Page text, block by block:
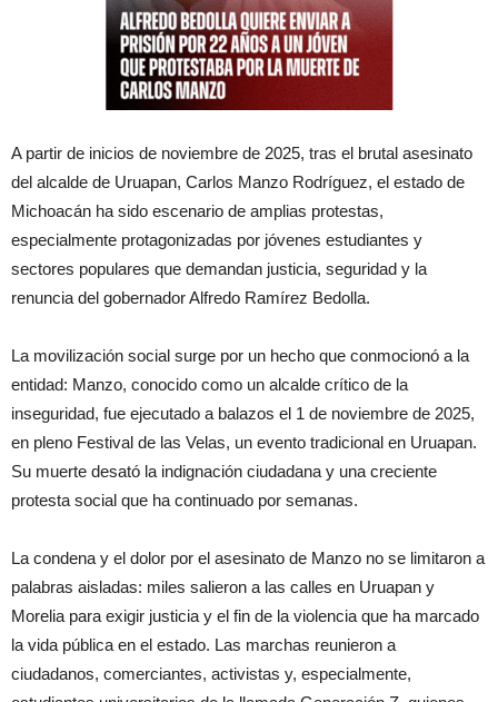
A partir de inicios de noviembre de 2025, tras el brutal asesinato
del alcalde de Uruapan, Carlos Manzo Rodríguez, el estado de
Michoacán ha sido escenario de amplias protestas,
especialmente protagonizadas por jóvenes estudiantes y
sectores populares que demandan justicia, seguridad y la
renuncia del gobernador Alfredo Ramírez Bedolla.
La movilización social surge por un hecho que conmocionó a la
entidad: Manzo, conocido como un alcalde crítico de la
inseguridad, fue ejecutado a balazos el 1 de noviembre de 2025,
en pleno Festival de las Velas, un evento tradicional en Uruapan.
Su muerte desató la indignación ciudadana y una creciente
protesta social que ha continuado por semanas.
La condena y el dolor por el asesinato de Manzo no se limitaron a
palabras aisladas: miles salieron a las calles en Uruapan y
Morelia para exigir justicia y el fin de la violencia que ha marcado
la vida pública en el estado. Las marchas reunieron a
ciudadanos, comerciantes, activistas y, especialmente,